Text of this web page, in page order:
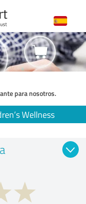
para nosotros.
Wellness